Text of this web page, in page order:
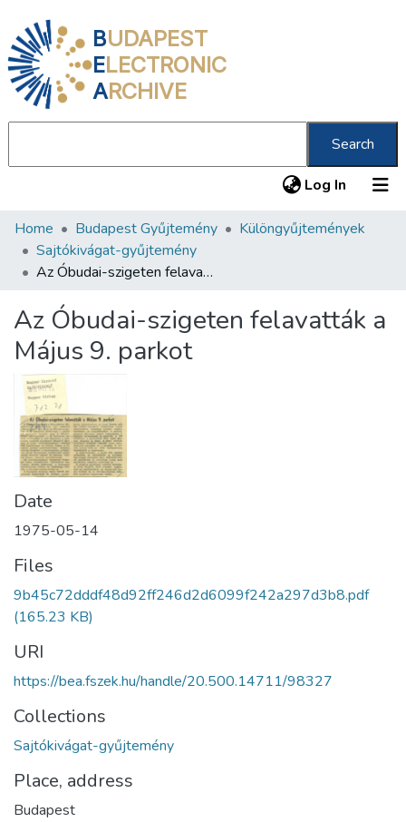
BUDAPEST
ELECTRONIC
ARCHIVE
Search
Log In (current)
Communities & Collections
All of DSpace
Statistics
About us
Home Budapest Gyűjtemény
Különgyűjtemények
Sajtókivágat-gyűjtemény
Az Óbudai-szigeten felavatták a Május 9. parkot
Az Óbudai-szigeten felavatták a
Május 9. parkot
Date
1975-05-14
Files
9b45c72dddf48d92ff246d2d6099f242a297d3b8.pdf
(165.23 KB)
URI
https://bea.fszek.hu/handle/20.500.14711/98327
Collections
Sajtókivágat-gyűjtemény
Place, address
Budapest